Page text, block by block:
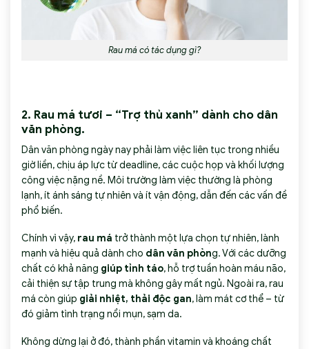
Rau má có tác dụng gì?
2. Rau má tươi – “Trợ thủ xanh” dành cho dân
văn phòng.
Dân văn phòng ngày nay phải làm việc liên tục trong nhiều
giờ liền, chịu áp lực từ deadline, các cuộc họp và khối lượng
công việc nặng nề. Môi trường làm việc thường là phòng
lạnh, ít ánh sáng tự nhiên và ít vận động, dẫn đến các vấn đề
phổ biến.
Chính vì vậy, rau má trở thành một lựa chọn tự nhiên, lành
mạnh và hiệu quả dành cho dân văn phòng. Với các dưỡng
chất có khả năng giúp tỉnh táo, hỗ trợ tuần hoàn máu não,
cải thiện sự tập trung mà không gây mất ngủ. Ngoài ra, rau
má còn giúp giải nhiệt, thải độc gan, làm mát cơ thể – từ
đó giảm tình trạng nổi mụn, sạm da.
Không dừng lại ở đó, thành phần vitamin và khoáng chất